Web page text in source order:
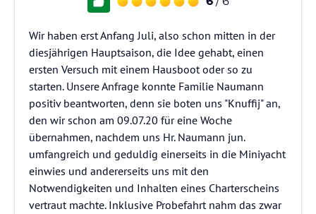
Wir haben erst Anfang Juli, also schon mitten in der
diesjährigen Hauptsaison, die Idee gehabt, einen
ersten Versuch mit einem Hausboot oder so zu
starten. Unsere Anfrage konnte Familie Naumann
positiv beantworten, denn sie boten uns "Knuffij" an,
den wir schon am 09.07.20 für eine Woche
übernahmen, nachdem uns Hr. Naumann jun.
umfangreich und geduldig einerseits in die Miniyacht
einwies und andererseits uns mit den
Notwendigkeiten und Inhalten eines Charterscheins
vertraut machte. Inklusive Probefahrt nahm das zwar